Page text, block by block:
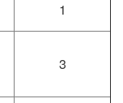
1
3